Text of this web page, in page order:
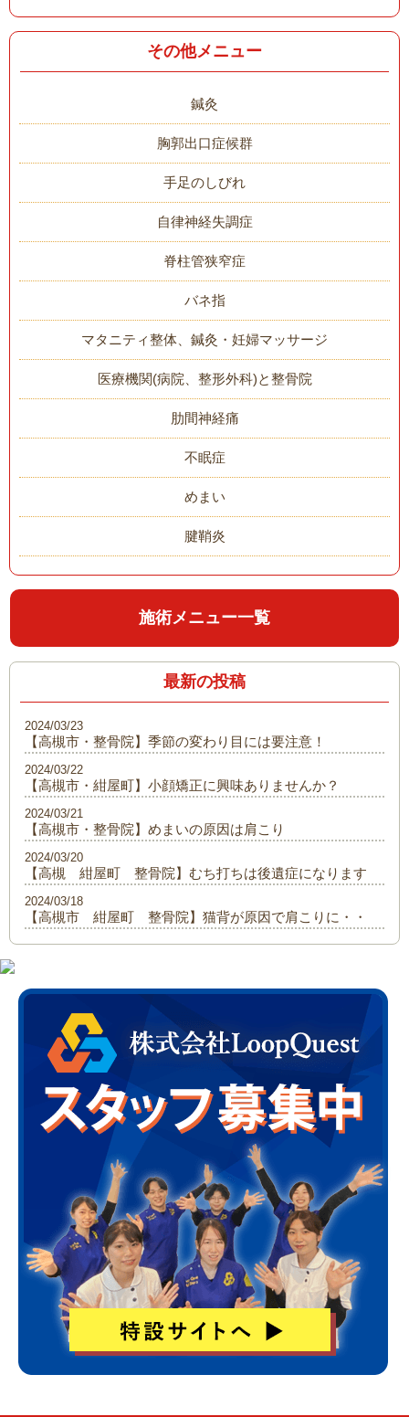
その他メニュー
鍼灸
胸郭出口症候群
手足のしびれ
自律神経失調症
脊柱管狭窄症
バネ指
マタニティ整体、鍼灸・妊婦マッサージ
医療機関(病院、整形外科)と整骨院
肋間神経痛
不眠症
めまい
腱鞘炎
施術メニュー一覧
最新の投稿
【高槻市・整骨院】季節の変わり目には要注意！
2024/03/23
【高槻市・紺屋町】小顔矯正に興味ありませんか？
2024/03/22
【高槻市・整骨院】めまいの原因は肩こり
2024/03/21
【高槻 紺屋町 整骨院】むち打ちは後遺症になります
2024/03/20
【高槻市 紺屋町 整骨院】猫背が原因で肩こりに・・
2024/03/18